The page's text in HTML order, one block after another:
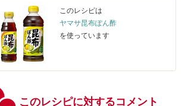
このレシピは
ヤマサ昆布ぽん酢
を使っています
このレシピに対するコメント